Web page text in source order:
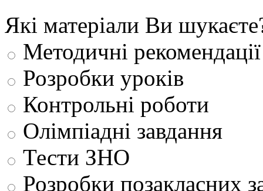
Які матеріали Ви
Методичні рекомендації
Розробки уроків
Контрольні роботи
Олімпіадні завдання
Тести ЗНО
Розробки позакласних